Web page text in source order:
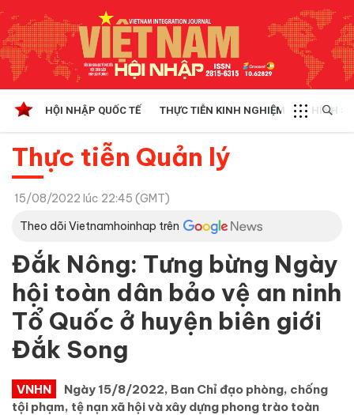
HỘI NHẬP QUỐC TẾ THỰC TIỄN KINH NGHIỆM CHÍNH
Thực tiễn Quản lý
15/08/2022 lúc 22:45 (GMT)
Theo dõi Vietnamhoinhap trên
Đắk Nông: Tưng bừng Ngày
hội toàn dân bảo vệ an ninh
Tổ Quốc ở huyện biên giới
Đắk Song
VNHN
Ngày 15/8/2022, Ban Chỉ đạo phòng, chống
tội phạm, tệ nạn xã hội và xây dựng phong trào toàn